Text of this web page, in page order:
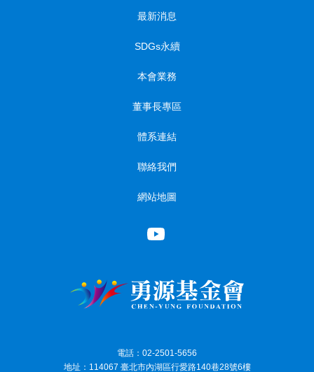
最新消息
SDGs永續
本會業務
董事長專區
體系連結
聯絡我們
網站地圖
電話：02-2501-5656
地址：114067 臺北市內湖區行愛路140巷28號6樓